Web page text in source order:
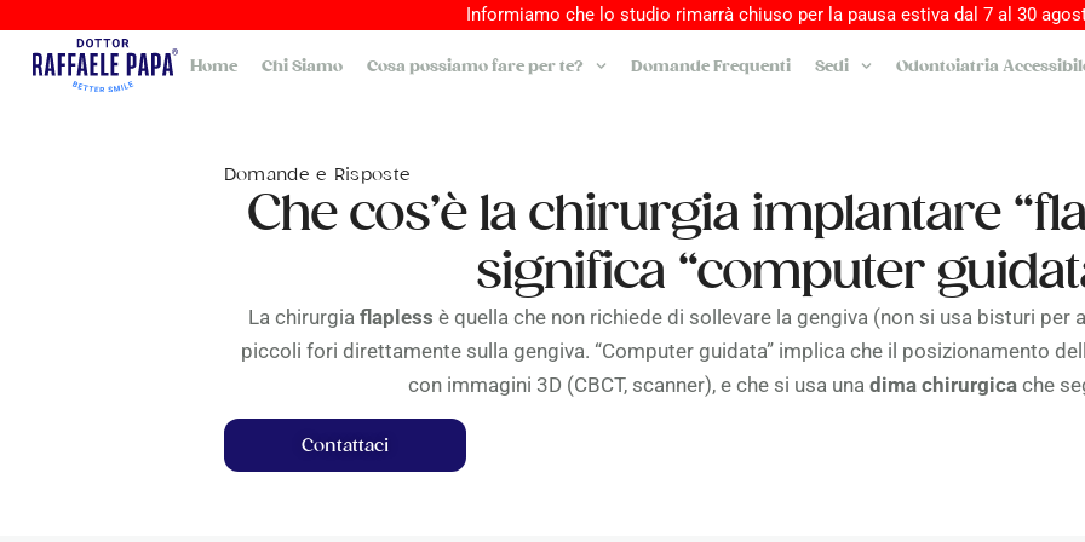
Informiamo che lo studio rimarrà chiuso per la pausa estiva dal 7 al 30
Home Chi Siamo Cosa possiamo fare per te? Domande Frequenti Sedi Odontoiatria
Domande e Risposte
Che cos’è la chirurgia implantare
significa “computer
La chirurgia flapless è quella che non richiede di sollevare la gengiva (non si usa bisturi
piccoli fori direttamente sulla gengiva. “Computer guidata” implica che il posizionamento
con immagini 3D (CBCT, scanner), e che si usa una dima chirurgica che
Contattaci